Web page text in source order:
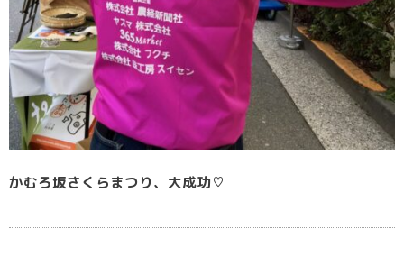
かむろ坂さくらまつり、大成功♡